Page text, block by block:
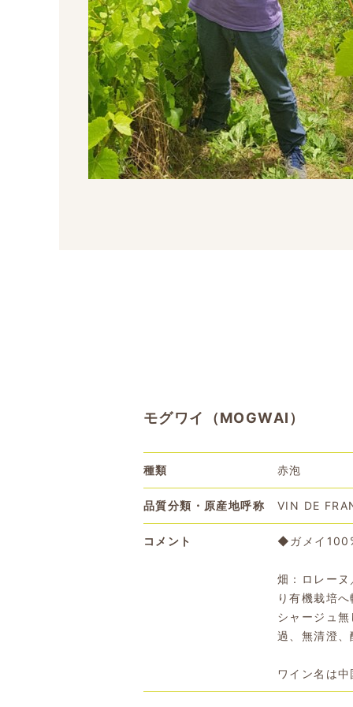
モグワイ（MOGWAI）
種類 赤泡
品質分類・原産地呼称 VIN DE
コメント ◆ガメイ
畑：ロレー
り有機栽培
シャージュ
過、無清澄
ワイン名は